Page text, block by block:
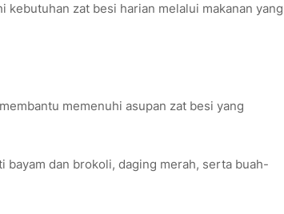
zat besi harian melalui makanan yang
memenuhi asupan zat besi yang
bayam dan brokoli, daging merah, serta buah-